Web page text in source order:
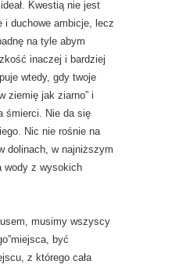
Kwestią nie jest
duchowe ambicje, lecz
na tyle abym
inaczej i bardziej
wtedy, gdy twoje
ziemię jak ziarno” i
śmierci. Nie da się
Nic nie rośnie na
dolinach, w najniższym
wody z wysokich
musimy wszyscy
być
z którego cała